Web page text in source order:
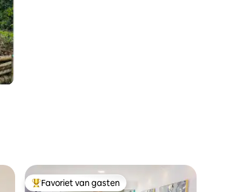
Topfavoriet van gasten
Favoriet van gasten